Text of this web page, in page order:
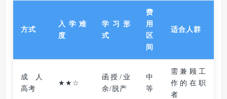
方式
入学难
度
学习形
式
费
用
区
间
适合人群
成人
高考
★★☆
函授/业
余/脱产
中
等
需兼顾工
作的在职
者